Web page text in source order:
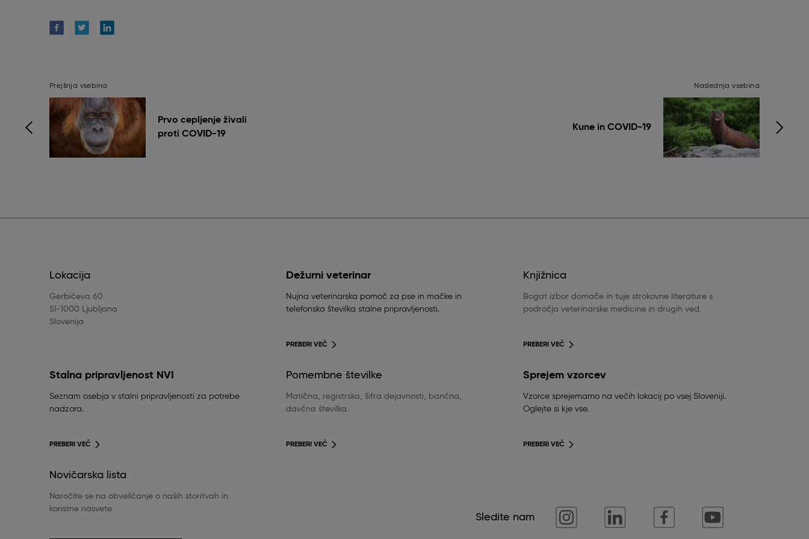
Prejšnja vsebina
Prvo cepljenje živali
proti COVID-19
Naslednja vsebina
Kune in COVID-19
Lokacija
Gerbičeva 60
SI-1000 Ljubljana
Slovenija
Dežurni veterinar
Nujna veterinarska pomoč za pse in mačke in
telefonska številka stalne pripravljenosti.
PREBERI VEČ
Knjižnica
Bogat izbor domače in tuje strokovne literature s
področja veterinarske medicine in drugih ved.
PREBERI VEČ
Stalna pripravljenost NVI
Seznam osebja v stalni pripravljenosti za potrebe
nadzora.
PREBERI VEČ
Pomembne številke
Matična, registrska, šifra dejavnosti, bančna,
davčna številka.
PREBERI VEČ
Sprejem vzorcev
Vzorce sprejemamo na večih lokacij po vsej Sloveniji.
Oglejte si kje vse.
PREBERI VEČ
Novičarska lista
Naročite se na obveščanje o naših storitvah in
koristne nasvete.
Sledite nam